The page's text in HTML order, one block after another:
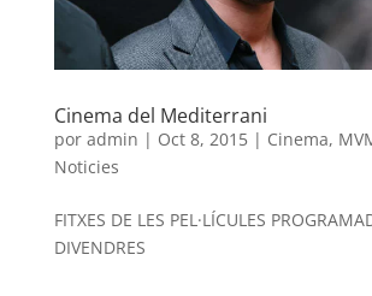
Cinema del Mediterrani
por admin | Oct 8, 2015| Cinema,
Noticies
FITXES DE LES PEL·LÍCULES
DIVENDRES